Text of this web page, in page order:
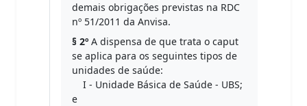
demais obrigações previstas na RDC
nº 51/2011 da Anvisa.
§ 2º A dispensa de que trata o caput
se aplica para os seguintes tipos de
unidades de saúde:
I - Unidade Básica de Saúde - UBS;
e